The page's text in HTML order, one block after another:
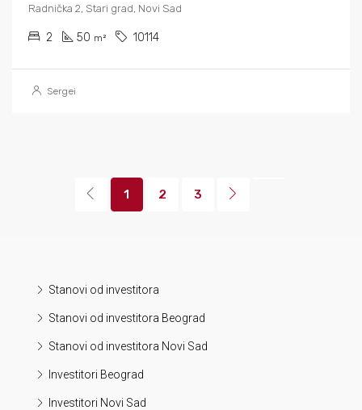
Radnička 2, Stari grad, Novi Sad
2 50 m² 10114
Sergei
1 2 3
Stanovi od investitora
Stanovi od investitora Beograd
Stanovi od investitora Novi Sad
Investitori Beograd
Investitori Novi Sad